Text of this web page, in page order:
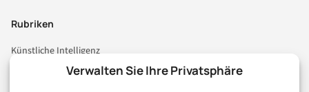
Verwalten Sie Ihre Privatsphäre
Rubriken
Künstliche Intelligenz
Technologie & IT